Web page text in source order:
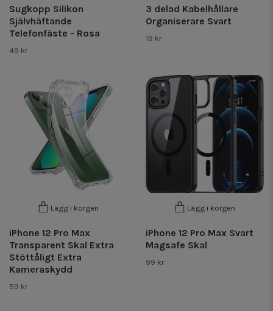
Sugkopp Silikon
Självhäftande
Telefonfäste - Rosa
49 kr
3 delad Kabelhållare
Organiserare Svart
19 kr
Lägg i korgen
iPhone 12 Pro Max
Transparent Skal Extra
Stöttåligt Extra
Kameraskydd
59 kr
Lägg i korgen
iPhone 12 Pro Max Svart
Magsafe Skal
99 kr